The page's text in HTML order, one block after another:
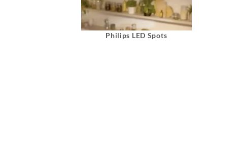
Philips LED Spots